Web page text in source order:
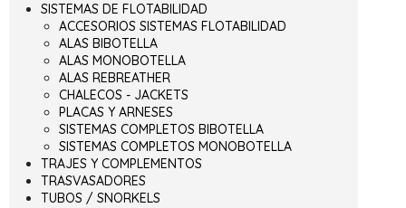
SISTEMAS DE FLOTABILIDAD
ACCESORIOS SISTEMAS FLOTABILIDAD
ALAS BIBOTELLA
ALAS MONOBOTELLA
ALAS REBREATHER
CHALECOS - JACKETS
PLACAS Y ARNESES
SISTEMAS COMPLETOS BIBOTELLA
SISTEMAS COMPLETOS MONOBOTELLA
TRAJES Y COMPLEMENTOS
TRASVASADORES
TUBOS / SNORKELS